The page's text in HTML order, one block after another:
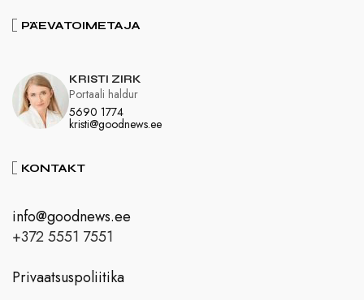
PÄEVATOIMETAJA
KRISTI ZIRK
5690 1774
kristi@goodnews.ee
Portaali haldur
KONTAKT
info@goodnews.ee
+372 5551 7551
Privaatsuspoliitika